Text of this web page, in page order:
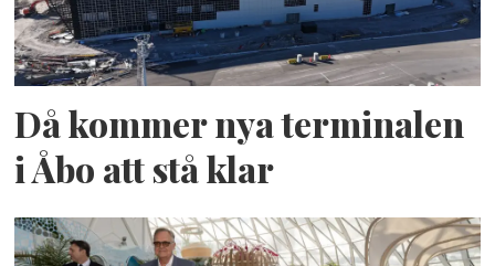
Då kommer nya terminalen
i Åbo att stå klar